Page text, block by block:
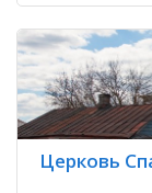
Церковь